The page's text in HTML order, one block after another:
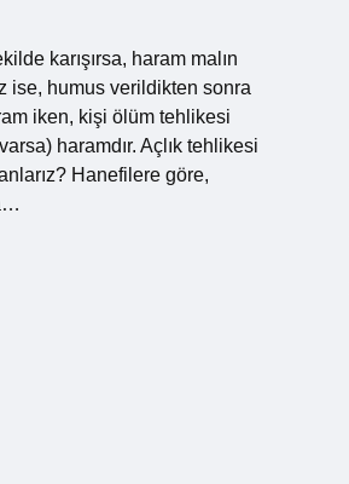
karışırsa, haram malın
ise, humus verildikten sonra
iken, kişi ölüm tehlikesi
haramdır. Açlık tehlikesi
Hanefilere göre,